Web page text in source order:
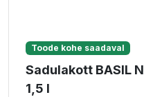
Toode kohe saadaval
Sadulakott BASIL
1,5 l